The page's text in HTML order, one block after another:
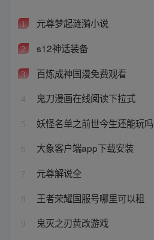
1 元尊梦起涟漪小说
2 s12神话装备
3 百炼成神国漫免费观看
4 鬼刀漫画在线阅读下拉式
5 妖怪名单之前世今生还能玩吗
6 大象客户端app下载安装
7 元尊解说全
8 王者荣耀国服号哪里可以租
9 鬼灭之刃黄改游戏